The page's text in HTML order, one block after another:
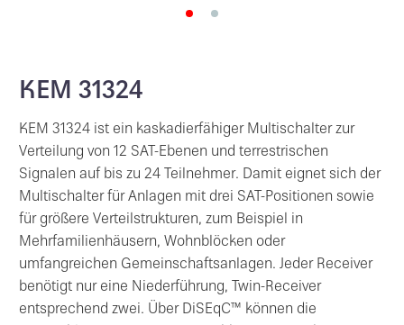
KEM 31324
KEM 31324 ist ein kaskadierfähiger Multischalter zur
Verteilung von 12 SAT-Ebenen und terrestrischen
Signalen auf bis zu 24 Teilnehmer. Damit eignet sich der
Multischalter für Anlagen mit drei SAT-Positionen sowie
für größere Verteilstrukturen, zum Beispiel in
Mehrfamilienhäusern, Wohnblöcken oder
umfangreichen Gemeinschaftsanlagen. Jeder Receiver
benötigt nur eine Niederführung, Twin-Receiver
entsprechend zwei. Über DiSEqC™ können die